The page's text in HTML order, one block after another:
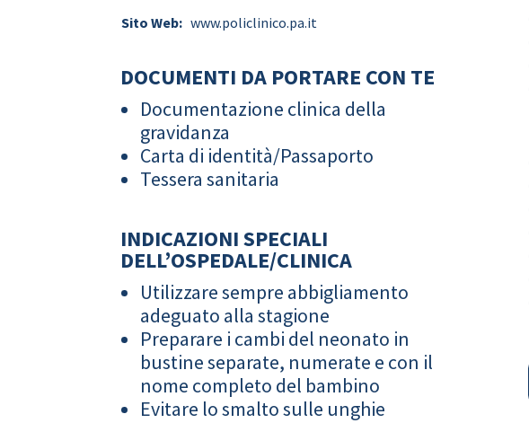
Sito Web: www.policlinico.pa.it
DOCUMENTI DA PORTARE CON TE
Documentazione clinica della
gravidanza
Carta di identità/Passaporto
Tessera sanitaria
INDICAZIONI SPECIALI
DELL’OSPEDALE/CLINICA
Utilizzare sempre abbigliamento
adeguato alla stagione
Preparare i cambi del neonato in
bustine separate, numerate e con il
nome completo del bambino
Evitare lo smalto sulle unghie